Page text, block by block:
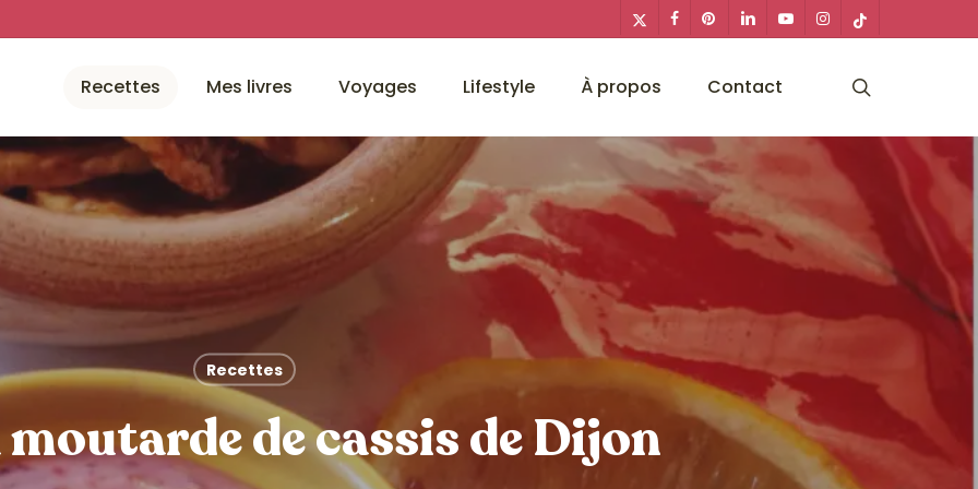
x-
twitter
facebookpinterestlinkedinyoutubeinstagram
tiktok
Recettes Mes livres Voyages Lifestyle À propos Contact
Recettes
de cassis de Dijon